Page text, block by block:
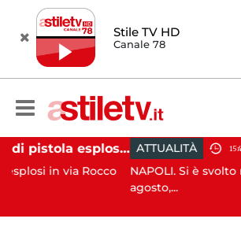
Stile TV HD
Canale 78
Salerno, colpi di pistola esplosi a Pastena: paura tra i residenti
via Rocco
ATTUALITÀ 15:42
NAPOLI. Si è svolto nel